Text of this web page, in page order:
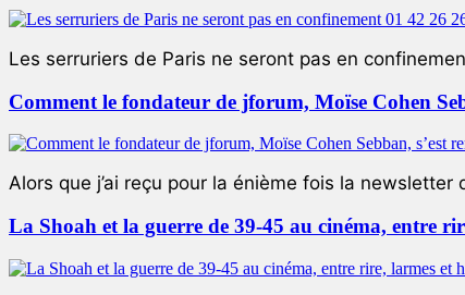
Les serruriers de Paris ne seront pas en
Comment le fondateur de jforum, Moïse Cohen
Alors que j’ai reçu pour la énième fois la newsletter
La Shoah et la guerre de 39-45 au cinéma, entre